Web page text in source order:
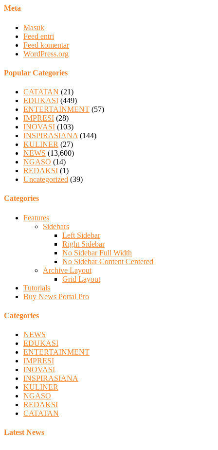
Meta
Masuk
Feed entri
Feed komentar
WordPress.org
Popular Categories
CATATAN (21)
EDUKASI (449)
ENTERTAINMENT (57)
IMPRESI (28)
INOVASI (103)
INSPIRASIANA (144)
KULINER (27)
NEWS (13,600)
NGASO (14)
REDAKSI (1)
Uncategorized (39)
Categories
Features
Sidebars
Left Sidebar
Right Sidebar
No Sidebar Full Width
No Sidebar Content Centered
Archive Layout
Grid Layout
Tutorials
Buy News Portal Pro
Categories
NEWS
EDUKASI
ENTERTAINMENT
IMPRESI
INOVASI
INSPIRASIANA
KULINER
NGASO
REDAKSI
CATATAN
Latest News